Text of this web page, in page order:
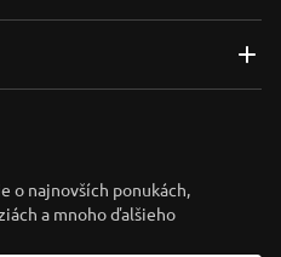
o najnovších ponukách,
a mnoho ďalšieho